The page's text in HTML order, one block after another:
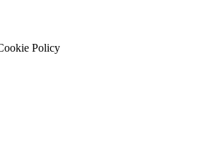
Policy